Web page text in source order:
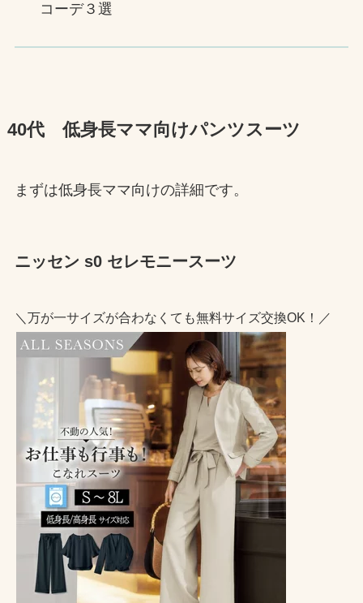
コーデ３選
40代 低身長ママ向けパンツスーツ
まずは低身長ママ向けの詳細です。
ニッセン s0 セレモニースーツ
＼万が一サイズが合わなくても無料サイズ交換OK！／